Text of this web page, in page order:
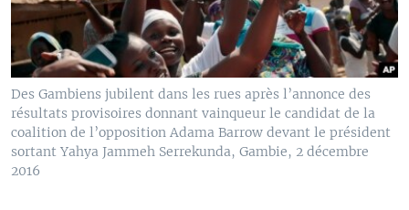
Des Gambiens jubilent dans les rues après l’annonce des
résultats provisoires donnant vainqueur le candidat de la
coalition de l’opposition Adama Barrow devant le président
sortant Yahya Jammeh Serrekunda, Gambie, 2 décembre
2016